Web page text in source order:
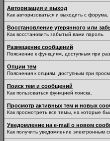
Авторизация и выход
Как авторизоваться и выходить с
Восстановление утерянного или
Как восстановить забытый вами пароль.
Размещение сообщений
Пояснение к функциям, доступным при
Опции тем
Пояснения к опциям, доступным при
Поиск тем и сообщений
Как пользоваться функцией поиска.
Просмотр активных тем и новых
Как просмотреть все темы, на которые
Уведомление на е-mail о новом
Как получить уведомление электронным